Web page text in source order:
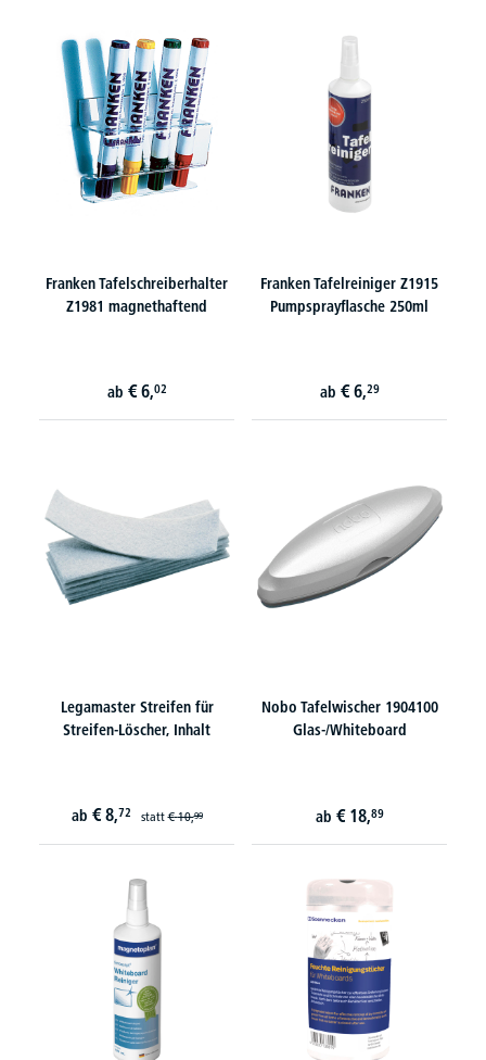
Franken Tafelschreiberhalter
Z1981 magnethaftend
ab € 6,02
Franken Tafelreiniger Z1915
Pumpsprayflasche 250ml
ab € 6,29
Legamaster Streifen für
Streifen-Löscher, Inhalt
ab € 8,72 statt€ 10,99
Nobo Tafelwischer 1904100
Glas-/Whiteboard
ab € 18,89